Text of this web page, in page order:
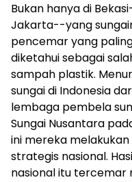
Bukan hanya di
Jakarta--yang
pencemar yang
diketahui sebagai
sampah plastik.
sungai di Indonesia
lembaga pembela
Sungai Nusantara
ini mereka
strategis nasional.
nasional itu tercemar